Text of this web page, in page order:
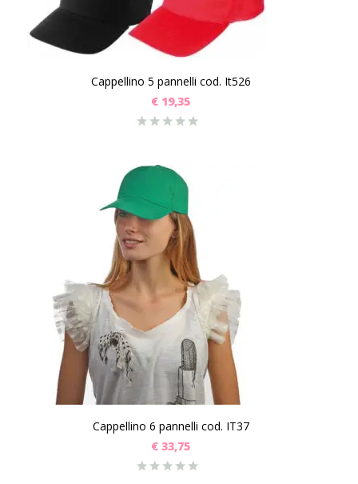
Cappellino 5 pannelli cod. It526
€ 19,35
Cappellino 6 pannelli cod. IT37
€ 33,75